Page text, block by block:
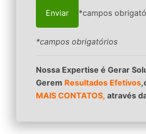
*campos
*campos obrigatórios
Nossa Expertise é Gerar
Gerem Resultados Efetivos
MAIS CONTATOS, através